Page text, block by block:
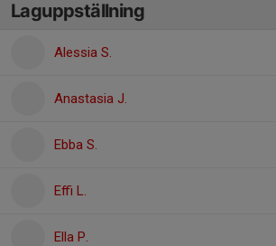
Laguppställning
Alessia S.
Anastasia J.
Ebba S.
Effi L.
Ella P.